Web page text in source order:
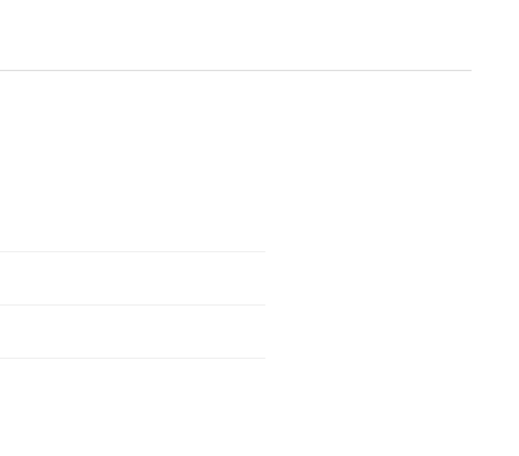
und Drehautomaten
er sich ideal für